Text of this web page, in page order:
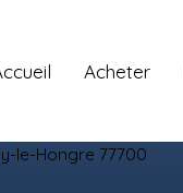
Acheter